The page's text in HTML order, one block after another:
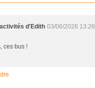
d'Edith 03/06/2026 13:26
ces bus !